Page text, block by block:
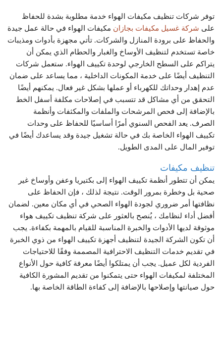
توفر شركات تنظيف مكيفات الهواء خدمة مطلوبة بشدة للحفاظ
على شركة غسيل مكيفات بجازان مكيفات الهواء في حالة عمل جيدة
والحفاظ على برودة المنازل والشركات. تأتي مجهزة بأدوات ومذيبات
خاصة تستخدم لتنظيف الأوساخ والغبار والحطام الذي يمكن أن
يتراكم على السطح الخارجي لوحدة تكييف الهواء. ستعمل شركات
التنظيف أيضًا على خدمة المكونات الداخلية ، مما يساعد على ضمان
عدم إهدار وحداتك للكهرباء أو عملها بشكل غير فعال. يمكنهم أيضًا
التحقق من أي مشاكل قد تتسبب في إصلاحات مكلفة أسفل الخط
بالإضافة إلى فحص المرشحات والملفات والمكثفات وأنظمة
الصرف. يعد الفحص السنوي أمرًا أساسيًا للحفاظ على وحدات
تكييف الهواء الخاصة بك في حالة تشغيل جيدة وقد يساعدك أيضًا في
توفير المال على المدى الطويل.
تنظيف مكيفات
يمكن أن تتطور أنظمة تكييف الهواء إلى بكتيريا وعفن وأوساخ غير
صحية بل وخطرة بمرور الوقت. نتيجة لذلك ، فإن الحفاظ على
نظافتها أمر ضروري لجودة الهواء الصحي في أي مكان معين. لضمان
أفضل أداء لنظامك ، يُنصح بالعثور على شركة تنظيف تكييف هواء
موثوقة لديها الأدوات والخبرة المناسبة للقيام بالمهمة بكفاءة. يجب
أن تكون الشركة الجيدة لتنظيف أجهزة تكييف الهواء من ذوي الخبرة
في تقديم خدمات التنظيف الاحترافية المصممة وفقًا للاحتياجات
الفردية لكل عميل. يجب أن يمتلكوا أيضًا معرفة كافية حول الأنواع
المختلفة لمكيفات الهواء حتى يتمكنوا من تقديم المشورة الكافية
حول صيانتها وإصلاحها بالإضافة إلى كفاءة الطاقة الخاصة بها.